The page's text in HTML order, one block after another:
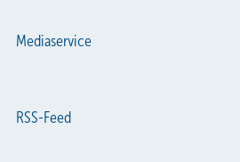
Mediaservice
RSS-Feed